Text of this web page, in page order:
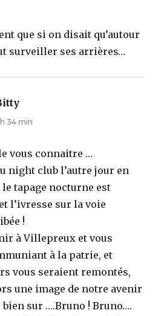
que si on disait qu’autour
surveiller ses arrières…
34 min
vous connaitre …
night club l’autre jour en
tapage nocturne est
l’ivresse sur la voie
!
à Villepreux et vous
à la patrie, et
vous seraient remontés,
une image de notre avenir
bien sur ….Bruno ! Bruno….